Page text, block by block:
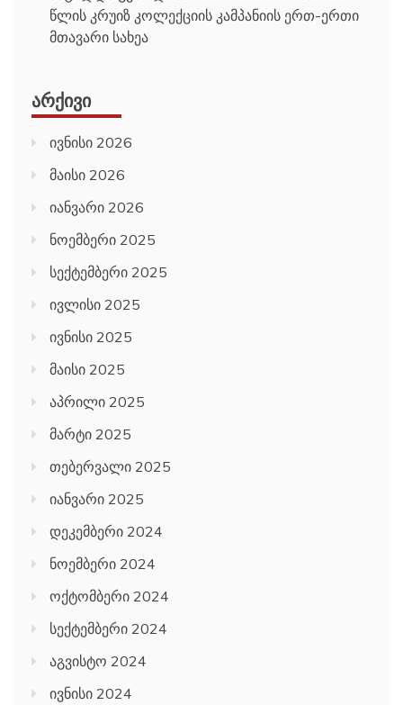
წლის კრუიზ კოლექციის კამპანიის ერთ-ერთი
მთავარი სახეა
ᲐᲠᲥᲘᲕᲘ
ივნისი 2026
მაისი 2026
იანვარი 2026
ნოემბერი 2025
სექტემბერი 2025
ივლისი 2025
ივნისი 2025
მაისი 2025
აპრილი 2025
მარტი 2025
თებერვალი 2025
იანვარი 2025
დეკემბერი 2024
ნოემბერი 2024
ოქტომბერი 2024
სექტემბერი 2024
აგვისტო 2024
ივნისი 2024